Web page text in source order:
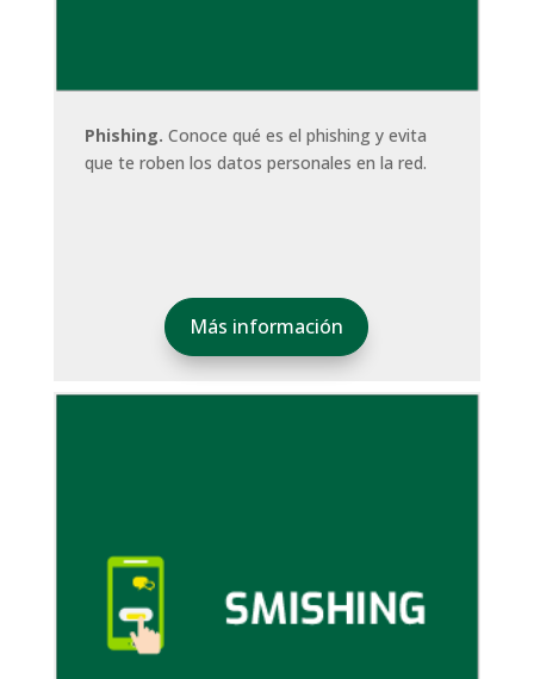
Phishing. Conoce qué es el phishing y evita
que te roben los datos personales en la red.
Más información